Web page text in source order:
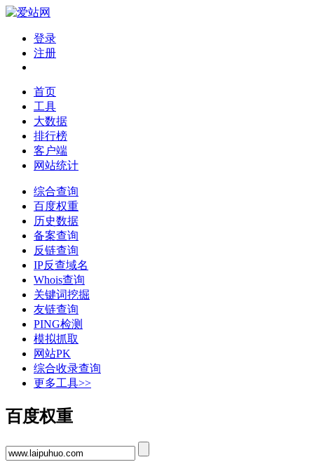
登录
注册
首页
工具
大数据
排行榜
客户端
网站统计
综合查询
百度权重
历史数据
备案查询
反链查询
IP反查域名
Whois查询
关键词挖掘
友链查询
PING检测
模拟抓取
网站PK
综合收录查询
更多工具>>
百度权重